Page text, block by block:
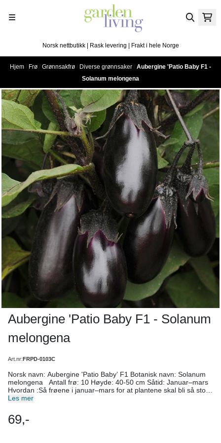
Norsk nettbutikk | Rask levering | Frakt i hele Norge
Hjem / Frø / Grønnsakfrø / Diverse grønnsaker / Aubergine 'Patio Baby F1 -
Solanum melongena
Aubergine 'Patio Baby F1 - Solanum
melongena
Art.nr:FRPD-0103C
Norsk navn: Aubergine 'Patio Baby’ F1 Botanisk navn: Solanum
melongena Antall frø: 10 Høyde: 40-50 cm Såtid: Januar–mars
Hvordan :Så frøene i januar–mars for at plantene skal bli så store
som mulig og kunne gi lang avling. Så i potter og dekk lett med
to frøbladene er ordentlig utviklet, etter en 7 dagers tid kan du
prikle om småplantene og dyrke dem videre under vekstlys. Plant
Les mer
69,-